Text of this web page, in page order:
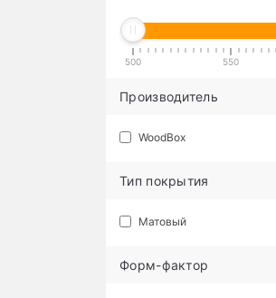
500 550
Производитель
WoodBox
Тип покрытия
Матовый
Форм-фактор